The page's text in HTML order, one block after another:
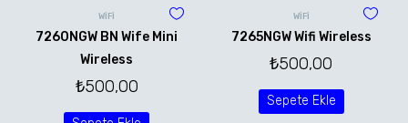
WİFİ
7260NGW BN Wife Mini
Wireless
₺500,00
WİFİ
7265NGW Wifi Wireless
₺500,00
Sepete Ekle